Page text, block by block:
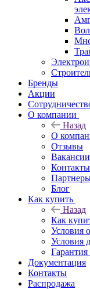
Бренды
Акции
О компании
Назад
О
Отзывы
Вакансии
Контакты
Блог
Как купить
Назад
Как
Условия
Условия
Гарантия
Документация
Контакты
Распродажа